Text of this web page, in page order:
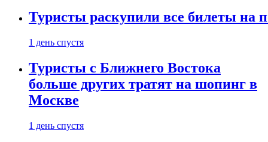
Туристы раскупили все билеты на
1 день спустя
Туристы с Ближнего Востока
больше других тратят на шопинг в
Москве
1 день спустя